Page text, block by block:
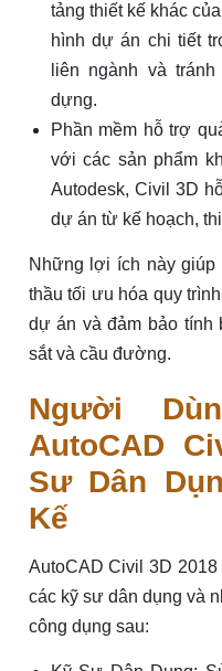
tảng thiết kế khác
hình dự án chi tiết
liên ngành và
dựng.
Phần mềm hỗ trợ
với các sản phẩm
Autodesk, Civil 3D
dự án từ kế hoạch,
Những lợi ích này giúp
thầu tối ưu hóa quy
dự án và đảm bảo tính
sắt và cầu đường.
Người
AutoCAD
Sư Dân
Kế
AutoCAD Civil 3D
các kỹ sư dân dụng và
công dụng sau: